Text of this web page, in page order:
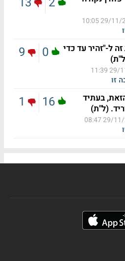
29/11/
ל-"זהיר עד כדי
29/11/
זו
0
9
בעתיד
(ל"ת)
29/11/
16
1